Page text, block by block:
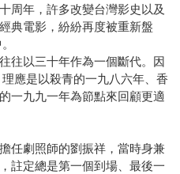
周年，許多改變台灣影史以及
典電影，紛紛再度被重新盤
往以三十年作為一個斷代。因
應是以殺青的一九八六年、香
一九九一年為節點來回顧更適
任劇照師的劉振祥，當時身兼
註定總是第一個到場、最後一